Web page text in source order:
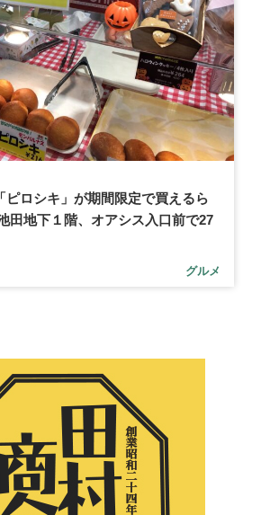
ピロシキ」が期間限定で買えるら
田地下１階、オアシス入口前で27
グルメ